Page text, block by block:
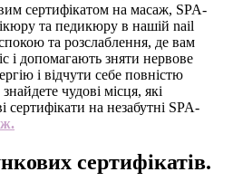
сертифікатом на масаж, SPA-
та педикюру в нашій nail
спокою та розслаблення, де вам
і допомагають зняти нервове
і відчути себе повністю
чудові місця, які
на незабутні SPA-
сертифікатів.